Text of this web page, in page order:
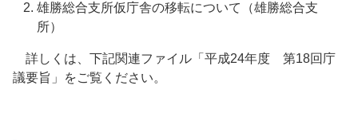
雄勝総合支所仮庁舎の移転について（雄勝総合支
所）
詳しくは、下記関連ファイル「平成24年度 第18回庁
議要旨」をご覧ください。